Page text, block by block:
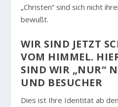
„Christen“ sind sich nicht
bewußt.
WIR SIND JETZT
VOM HIMMEL.
SIND WIR „NUR“
UND BESUCHER
Dies ist Ihre Identität ab